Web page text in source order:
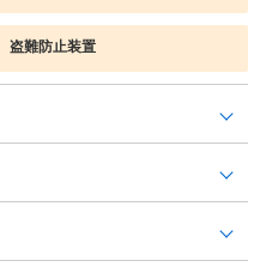
盗難防止装置